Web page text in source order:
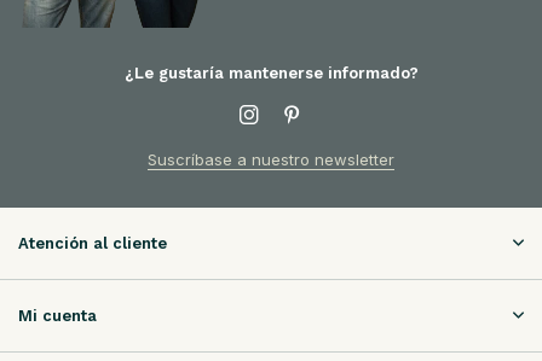
¿Le gustaría mantenerse informado?
Suscríbase a nuestro newsletter
Atención al cliente
Mi cuenta